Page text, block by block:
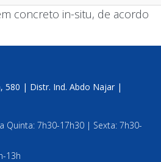
concreto in-situ, de acordo
580 | Distr. Ind. Abdo Najar |
Quinta: 7h30-17h30 | Sexta: 7h30-
13h